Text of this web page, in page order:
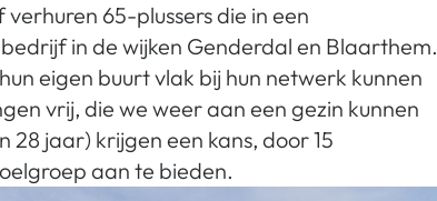
65-plussers die in een
in de wijken Genderdal en Blaarthem.
eigen buurt vlak bij hun netwerk kunnen
vrij, die we weer aan een gezin kunnen
jaar) krijgen een kans, door 15
aan te bieden.